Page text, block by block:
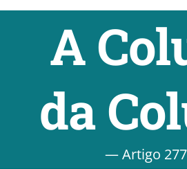
A
da
— Artigo